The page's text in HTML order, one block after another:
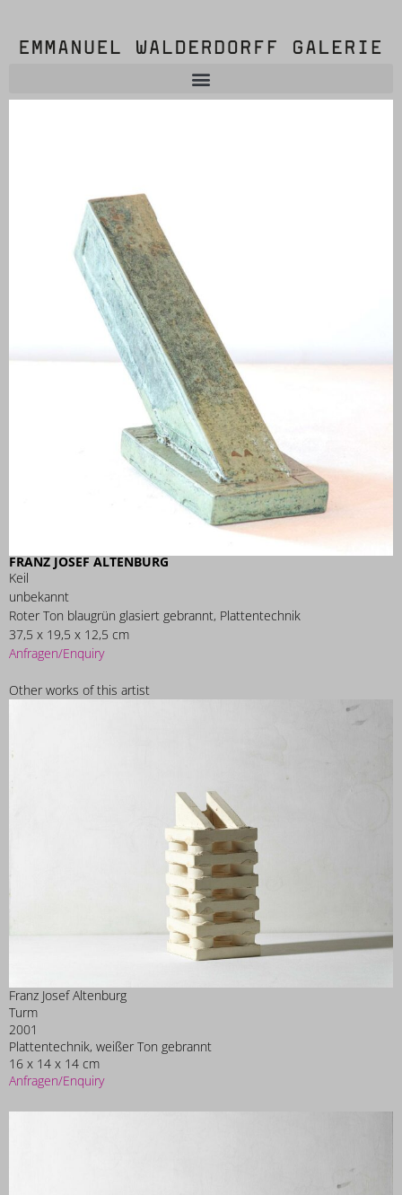
FRANZ JOSEF ALTENBURG
Keil
unbekannt
Roter Ton blaugrün glasiert gebrannt, Plattentechnik
37,5 x 19,5 x 12,5 cm
Anfragen/Enquiry
Other works of this artist
Franz Josef Altenburg
Turm
2001
Plattentechnik, weißer Ton gebrannt
16 x 14 x 14 cm
Anfragen/Enquiry